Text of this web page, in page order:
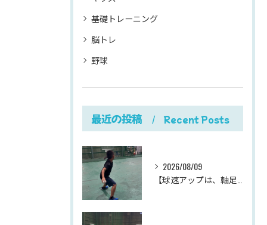
基礎トレーニング
脳トレ
野球
最近の投稿 Recent Posts
2026/08/09
【球速アップは、軸足のパワーポジションから。